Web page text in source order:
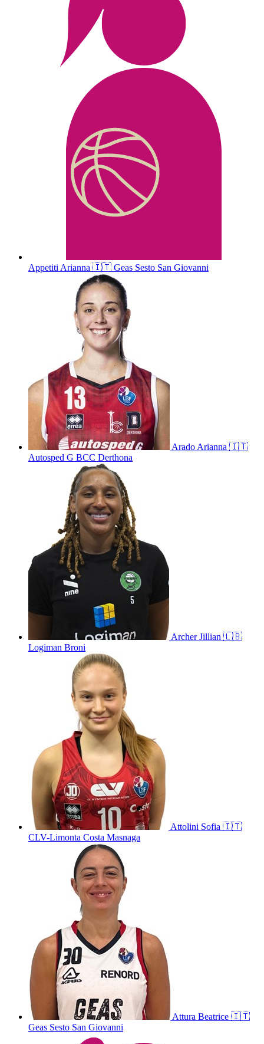
AppetitiArianna 🇮🇹 Geas Sesto San Giovanni
AradoArianna 🇮🇹
Autosped G BCC Derthona
ArcherJillian 🇱🇧
Logiman Broni
Attolini Sofia 🇮🇹
CLV-Limonta Costa Masnaga
Attura Beatrice 🇮🇹
Geas Sesto San Giovanni